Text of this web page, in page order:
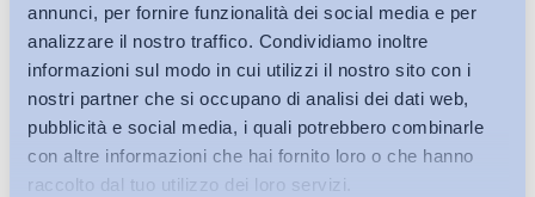
annunci, per fornire funzionalità dei social media e per
analizzare il nostro traffico. Condividiamo inoltre
informazioni sul modo in cui utilizzi il nostro sito con i
nostri partner che si occupano di analisi dei dati web,
pubblicità e social media, i quali potrebbero combinarle
con altre informazioni che hai fornito loro o che hanno
raccolto dal tuo utilizzo dei loro servizi.
Mercato del lavoro
Lavoro domestico irregolare: quanto ci perde lo Stato?